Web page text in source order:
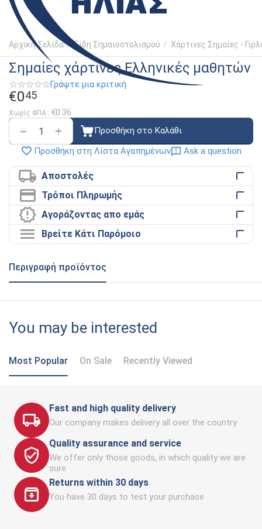
Αρχική Σελίδα / Είδη Σημαιοστολισμού / Χάρτινες Σημαίες -
Σημαίες χάρτινες Ελληνικές μαθητών
Γράψτε μια κριτική
€045
Χωρίς ΦΠΑ : €0.36
+
−
Προσθήκη στο Καλάθι
Προσθήκη στη Λίστα Αγαπημένων
Ask a question
Αποστολές
Τρόποι Πληρωμής
Αγοράζοντας απο εμάς
Βρείτε Κάτι Παρόμοιο
Περιγραφή προϊόντος
You may be interested
Most Popular On Sale Recently Viewed
Fast and high quality delivery
Our company makes delivery all over the country
Quality assurance and service
We offer only those goods, in which quality we are
sure
Returns within 30 days
You have 30 days to test your purchase